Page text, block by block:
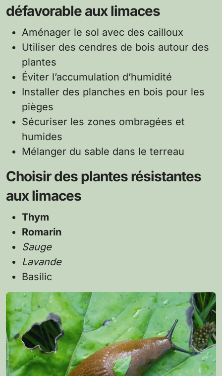
défavorable aux limaces
Aménager le sol avec des cailloux
Utiliser des cendres de bois autour des
plantes
Éviter l’accumulation d’humidité
Installer des planches en bois pour les
pièges
Sécuriser les zones ombragées et
humides
Mélanger du sable dans le terreau
Choisir des plantes résistantes
aux limaces
Thym
Romarin
Sauge
Lavande
Basilic